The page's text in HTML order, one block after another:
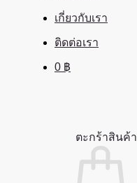
เกี่ยวกับเรา
ติดต่อเรา
0 ฿
ตะกร้าสินค้า